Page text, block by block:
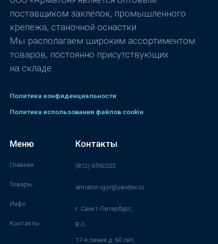
поставщиком заклёпок, промышленного
крепежа, станочной оснастки.
Мы располагаем широким ассортиментом
товаров, постоянно присутствующих
на складе.
Политика конфиденциальности
Политика использования файлов cookie
Меню
Главная
Товары
Инфо
Контакты
Контакты
(812) 6592205
armaton.igor@yandex.ru
г. Санкт-Петербург,
В.О.
17-я линия д. 60 лит.